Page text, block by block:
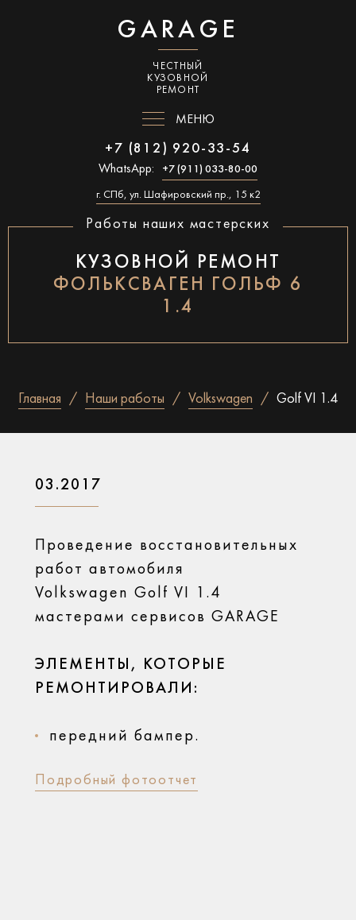
GARAGE
ЧЕСТНЫЙ
КУЗОВНОЙ
РЕМОНТ
МЕНЮ
+7 (812) 920-33-54
WhatsApp: +7 (911) 033-80-00
г. СПб, ул. Шафировский пр., 15 к2
Работы наших мастерских
КУЗОВНОЙ РЕМОНТ
ФОЛЬКСВАГЕН ГОЛЬФ 6
1.4
Главная Наши работы Volkswagen Golf VI 1.4
03.2017
Проведение восстановительных
работ автомобиля
Volkswagen Golf VI 1.4
мастерами сервисов GARAGE
ЭЛЕМЕНТЫ, КОТОРЫЕ
РЕМОНТИРОВАЛИ:
передний бампер.
Подробный фотоотчет